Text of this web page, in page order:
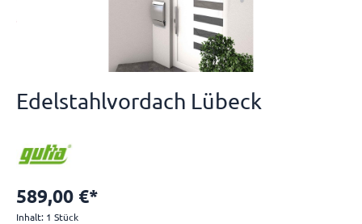
Edelstahlvordach Lübeck
589,00 €*
Inhalt: 1 Stück